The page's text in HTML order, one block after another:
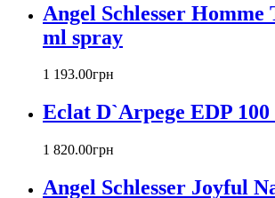
Bvlgari
Byblos
Byredo
Cacharel
Canali
Carla Fracci
Carlos Moya
Caron
Angel Schlesser Homme
ml spray
1 193.00грн
Eclat D`Arpege EDP
1 820.00грн
Angel Schlesser Joyful